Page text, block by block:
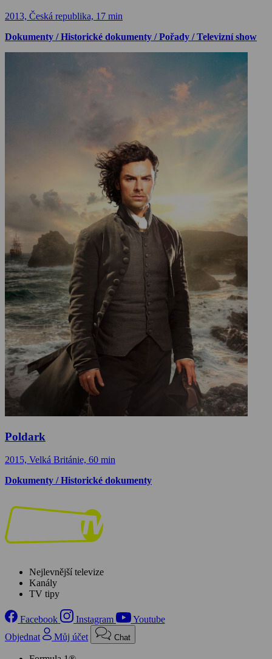
2013, Česká republika, 17 min
Dokumenty / Historické dokumenty / Pořady / Televizní show
Poldark
2015, Velká Británie, 60 min
Dokumenty / Historické dokumenty
Nejlevnější televize
Kanály
TV tipy
Facebook Instagram
Youtube
Objednat
Můj účet Chat